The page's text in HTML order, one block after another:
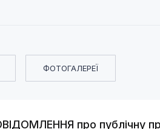
ФОТОГАЛЕРЕЇ
про публічну